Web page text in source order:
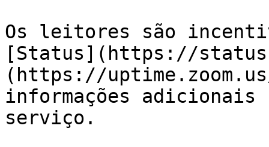
Os leitores são
[Status](https://
(https://
informações
serviço.